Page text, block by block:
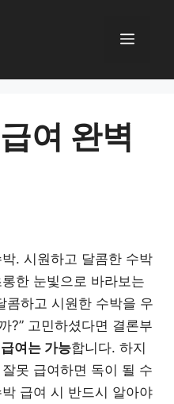
메
여 완벽
. 시원하고 달콤한 수박
한 눈빛으로 바라보는
콤하고 시원한 수박을 우
?” 고민하셨다면 결론부
여는 가능합니다. 하지
못 급여하면 독이 될 수
급여 시 반드시 알아야